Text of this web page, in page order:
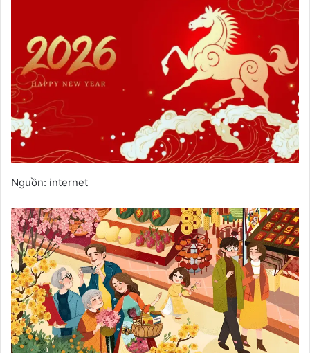
Nguồn: internet